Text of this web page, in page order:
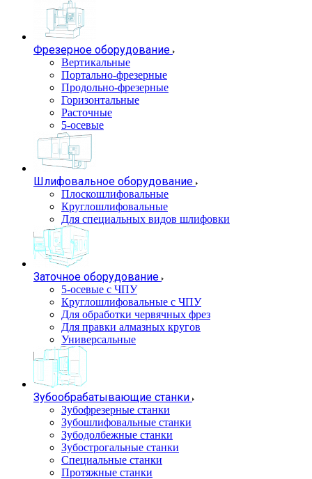
Фрезерное оборудование
Вертикальные
Портально-фрезерные
Продольно-фрезерные
Горизонтальные
Расточные
5-осевые
Шлифовальное оборудование
Плоскошлифовальные
Круглошлифовальные
Для специальных видов шлифовки
Заточное оборудование
5-осевые с ЧПУ
Круглошлифовальные с ЧПУ
Для обработки червячных фрез
Для правки алмазных кругов
Универсальные
Зубообрабатывающие станки
Зубофрезерные станки
Зубошлифовальные станки
Зубодолбежные станки
Зубострогальные станки
Специальные станки
Протяжные станки